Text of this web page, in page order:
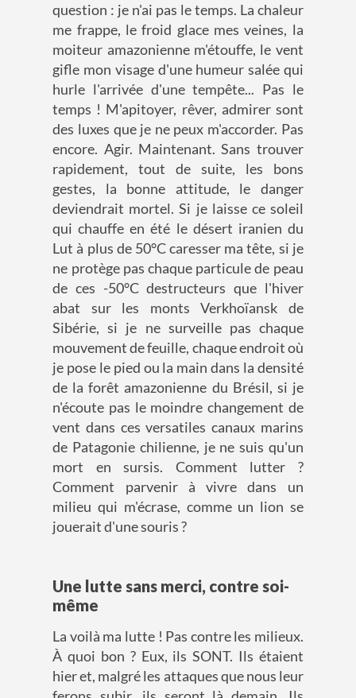
question : je n'ai pas le temps. La chaleur
me frappe, le froid glace mes veines, la
moiteur amazonienne m'étouffe, le vent
gifle mon visage d'une humeur salée qui
hurle l'arrivée d'une tempête... Pas le
temps ! M'apitoyer, rêver, admirer sont
des luxes que je ne peux m'accorder. Pas
encore. Agir. Maintenant. Sans trouver
rapidement, tout de suite, les bons
gestes, la bonne attitude, le danger
deviendrait mortel. Si je laisse ce soleil
qui chauffe en été le désert iranien du
Lut à plus de 50°C caresser ma tête, si je
ne protège pas chaque particule de peau
de ces -50°C destructeurs que l'hiver
abat sur les monts Verkhoïansk de
Sibérie, si je ne surveille pas chaque
mouvement de feuille, chaque endroit où
je pose le pied ou la main dans la densité
de la forêt amazonienne du Brésil, si je
n'écoute pas le moindre changement de
vent dans ces versatiles canaux marins
de Patagonie chilienne, je ne suis qu'un
mort en sursis. Comment lutter ?
Comment parvenir à vivre dans un
milieu qui m'écrase, comme un lion se
jouerait d'une souris ?
Une lutte sans merci, contre soi-
même
La voilà ma lutte ! Pas contre les milieux.
À quoi bon ? Eux, ils SONT. Ils étaient
hier et, malgré les attaques que nous leur